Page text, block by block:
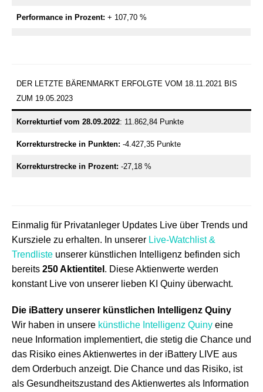
Performance in Prozent: + 107,70 %
DER LETZTE BÄRENMARKT ERFOLGTE VOM 18.11.2021 BIS
ZUM 19.05.2023
Korrekturtief vom 28.09.2022: 11.862,84 Punkte
Korrekturstrecke in Punkten: -4.427,35 Punkte
Korrekturstrecke in Prozent: -27,18 %
Einmalig für Privatanleger Updates Live über Trends und
Kursziele zu erhalten. In unserer Live-Watchlist &
Trendliste unserer künstlichen Intelligenz befinden sich
bereits 250 Aktientitel . Diese Aktienwerte werden
konstant Live von unserer lieben KI Quiny überwacht.
Die iBattery unserer künstlichen Intelligenz Quiny
Wir haben in unsere künstliche Intelligenz Quiny eine
neue Information implementiert, die stetig die Chance und
das Risiko eines Aktienwertes in der iBattery LIVE aus
dem Orderbuch anzeigt. Die Chance und das Risiko, ist
als Gesundheitszustand des Aktienwertes als Information